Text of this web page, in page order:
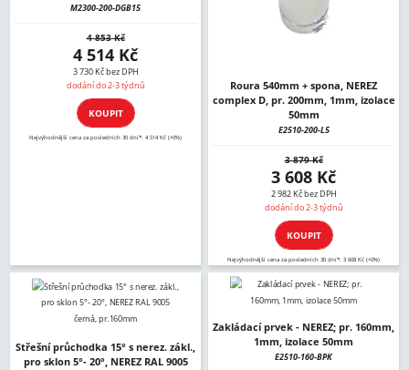
M2300-200-DGB15
4 853 Kč
4 514 Kč
3 730 Kč bez DPH
dodání do 2-3 týdnů
KOUPIT
Nejvýhodnější cena za posledních 30 dní*: 4 514 Kč (+0%)
Roura 540mm + spona, NEREZ
complex D, pr. 200mm, 1mm, izolace
50mm
E2510-200-L5
3 879 Kč
3 608 Kč
2 982 Kč bez DPH
dodání do 2-3 týdnů
KOUPIT
Nejvýhodnější cena za posledních 30 dní*: 3 608 Kč (+0%)
Střešní průchodka 15° s nerez. zákl.,
pro sklon 5°- 20°, NEREZ RAL 9005
Zakládací prvek - NEREZ; pr. 160mm,
1mm, izolace 50mm
E2510-160-BPK